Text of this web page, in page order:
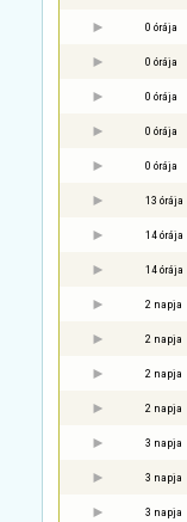
0 órája
0 órája
0 órája
0 órája
0 órája
13 órája
14 órája
14 órája
2 napja
2 napja
2 napja
2 napja
3 napja
3 napja
3 napja